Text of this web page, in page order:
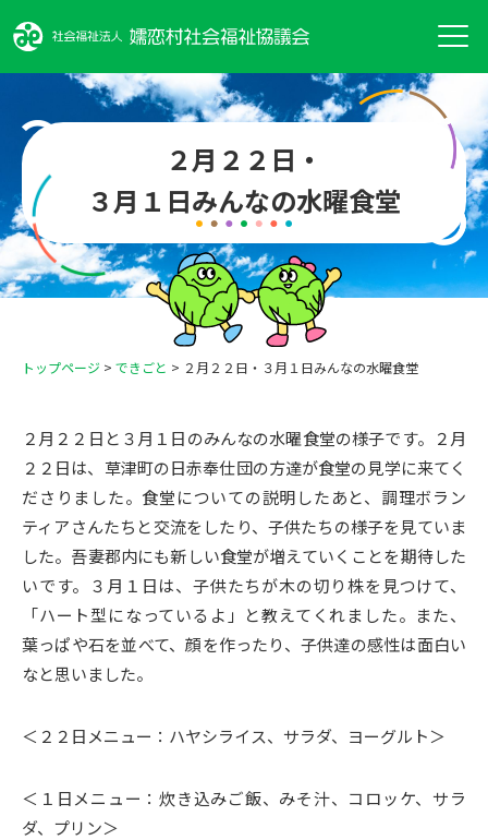
２月２２日・
３月１日みんなの水曜食堂
トップページ > できごと > ２月２２日・３月１日みんなの水曜食堂
２月２２日と３月１日のみんなの水曜食堂の様子です。２月
２２日は、草津町の日赤奉仕団の方達が食堂の見学に来てく
ださりました。食堂についての説明したあと、調理ボラン
ティアさんたちと交流をしたり、子供たちの様子を見ていま
した。吾妻郡内にも新しい食堂が増えていくことを期待した
いです。３月１日は、子供たちが木の切り株を見つけて、
「ハート型になっているよ」と教えてくれました。また、
葉っぱや石を並べて、顔を作ったり、子供達の感性は面白い
なと思いました。
＜２２日メニュー：ハヤシライス、サラダ、ヨーグルト＞
＜１日メニュー：炊き込みご飯、みそ汁、コロッケ、サラ
ダ、プリン＞